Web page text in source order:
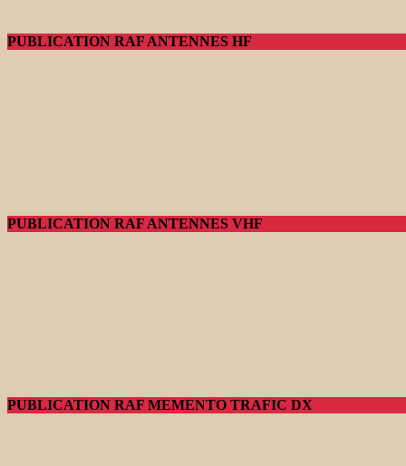
PUBLICATION RAF ANTENNES HF
PUBLICATION RAF ANTENNES VHF
PUBLICATION RAF MEMENTO TRAFIC DX